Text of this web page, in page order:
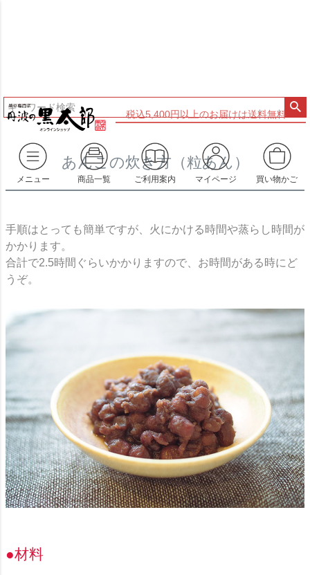
税込5,400円以上のお届けは送料無料
メニュー 商品一覧 ご利用案内 マイページ 買い物かご
あんこの炊き方（粒あん）
手順はとっても簡単ですが、火にかける時間や蒸らし時間が
かかります。
合計で2.5時間ぐらいかかりますので、お時間がある時にど
うぞ。
●材料